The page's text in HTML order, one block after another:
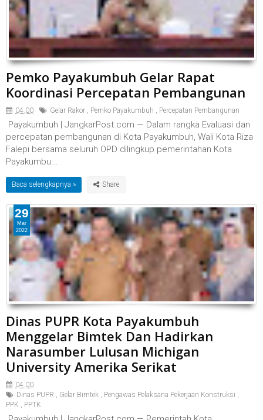
Pemko Payakumbuh Gelar Rapat
Koordinasi Percepatan Pembangunan
04.00 Gelar Rakor , Pemko Payakumbuh , Percepatan Pembangunan
Payakumbuh | JangkarPost.com — Dalam rangka Evaluasi dan
percepatan pembangunan di Kota Payakumbuh, Wali Kota Riza
Falepi bersama seluruh OPD dilingkup pemerintahan Kota
Payakumbu...
Baca selengkapnya »
Dinas PUPR Kota Payakumbuh
Menggelar Bimtek Dan Hadirkan
Narasumber Lulusan Michigan
University Amerika Serikat
04.00
Dinas PUPR , Gelar Bimtek , Pengawas Pelaksana Pekerjaan Konstruksi ,
PPK , PPTK
29
Mar
2022